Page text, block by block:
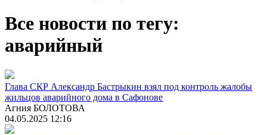
Все новости по тегу:
аварийный
Глава СКР Александр Бастрыкин взял под контроль жалобы
жильцов аварийного дома в Сафонове
Агния БОЛОТОВА
04.05.2025 12:16